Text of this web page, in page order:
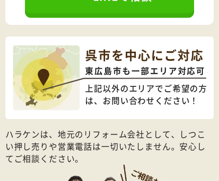
呉市を中心にご対応
東広島市も一部エリア対応可
上記以外のエリアでご希望の方
は、 お問い合わせください！
ハラケンは、地元のリフォーム会社として、しつこ
い押し売りや営業電話は一切いたしません。安心し
てご相談ください。